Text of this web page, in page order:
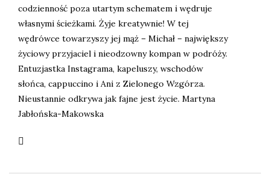
codzienność poza utartym schematem i wędruje
własnymi ścieżkami. Żyje kreatywnie! W tej
wędrówce towarzyszy jej mąż – Michał – największy
życiowy przyjaciel i nieodzowny kompan w podróży.
Entuzjastka Instagrama, kapeluszy, wschodów
słońca, cappuccino i Ani z Zielonego Wzgórza.
Nieustannie odkrywa jak fajne jest życie. Martyna
Jabłońska-Makowska